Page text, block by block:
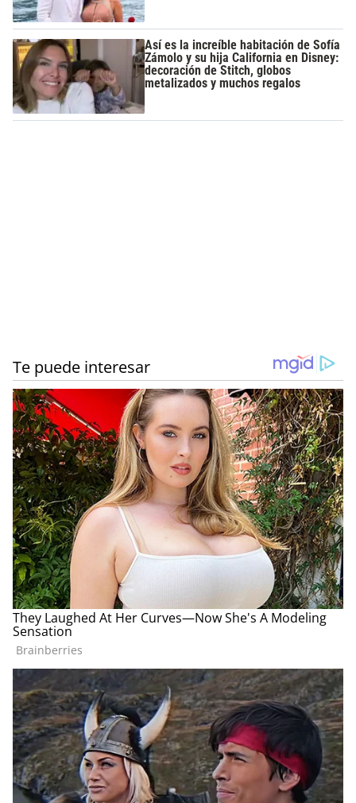
Así es la increíble habitación de Sofía
Zámolo y su hija California en Disney:
decoración de Stitch, globos
metalizados y muchos regalos